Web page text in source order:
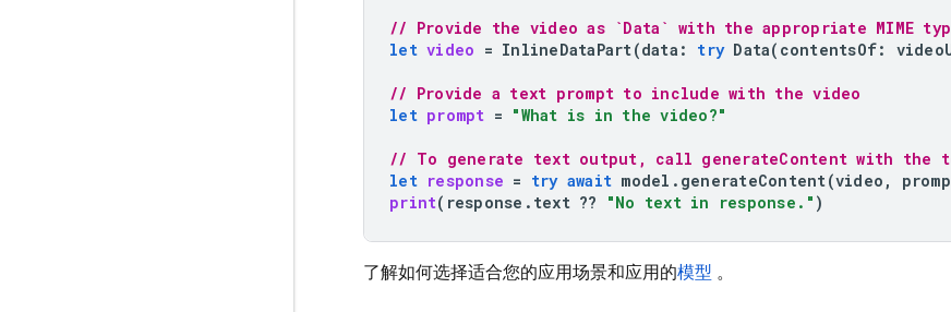
// Provide the video as `Data` with the appropriate MIME
let video = InlineDataPart(data : try Data( contentsOf:
// Provide a text prompt to include with the video
let prompt = "What is in the video?"
// To generate text output, call generateContent with the
let response = try await model . generateContent(video ,
print( response . text ?? "No text in response." )
了解如何选择适合您的应用场景和应用的模型 。